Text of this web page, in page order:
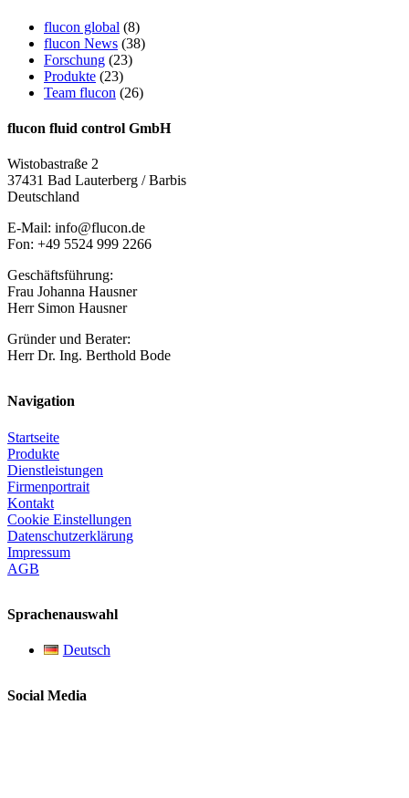
flucon global (8)
flucon News (38)
Forschung (23)
Produkte (23)
Team flucon (26)
flucon fluid control GmbH
Wistobastraße 2
37431 Bad Lauterberg / Barbis
Deutschland
E-Mail: info@flucon.de
Fon: +49 5524 999 2266
Geschäftsführung:
Frau Johanna Hausner
Herr Simon Hausner
Gründer und Berater:
Herr Dr. Ing. Berthold Bode
Navigation
Startseite
Produkte
Dienstleistungen
Firmenportrait
Kontakt
Cookie Einstellungen
Datenschutzerklärung
Impressum
AGB
Sprachenauswahl
Deutsch
Social Media